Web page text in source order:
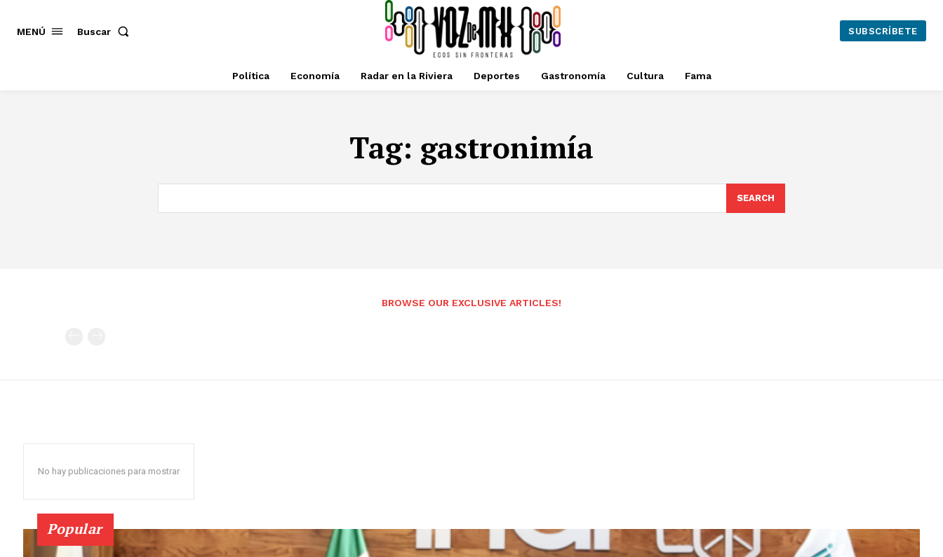
MENÚ Buscar SUBSCRÍBETE
Política Economía Radar en la Riviera Deportes Gastronomía Cultura Fama
Tag: gastronimía
SEARCH
BROWSE OUR EXCLUSIVE ARTICLES!
No hay publicaciones para mostrar
Popular